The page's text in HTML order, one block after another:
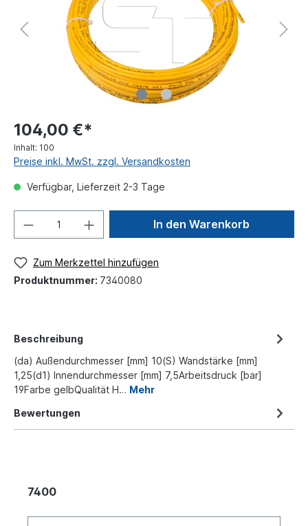
104,00 €*
Inhalt: 100
Preise inkl. MwSt. zzgl. Versandkosten
Verfügbar, Lieferzeit 2-3 Tage
In den Warenkorb
Zum Merkzettel hinzufügen
Produktnummer: 7340080
Beschreibung
(da) Außendurchmesser [mm] 10(S) Wandstärke [mm]
1,25(d1) Innendurchmesser [mm] 7,5Arbeitsdruck [bar]
19Farbe gelbQualität H… Mehr
Bewertungen
7400